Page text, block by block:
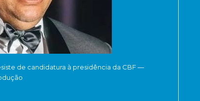
de candidatura à presidência da CBF —